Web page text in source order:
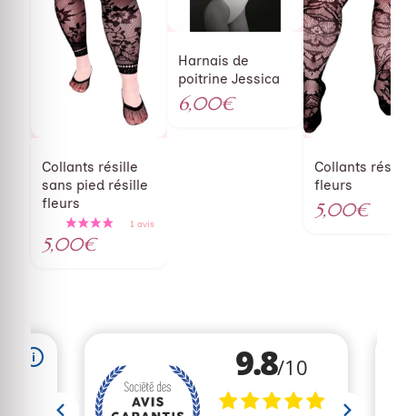
Collants résille
sans pied résille
fleurs
5,00€
Harnais de
poitrine Jessica
6,00€
Collants
fleurs
5,00€